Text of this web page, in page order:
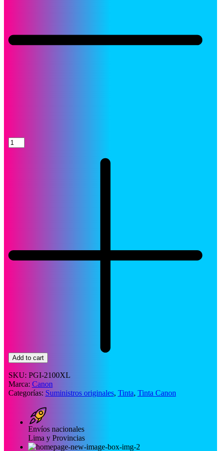
Tinta
Canon
Add to cart
SKU: PGI-2100XL
Marca: Canon
Categorías: Suministros originales, Tinta, Tinta Canon
Envíos nacionales
Lima y Provincias